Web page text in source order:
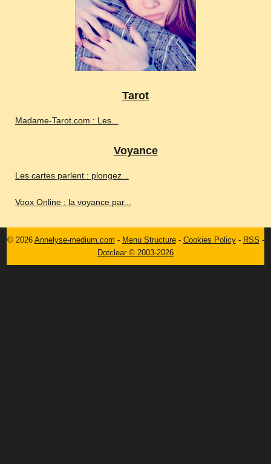
Tarot
Madame-Tarot.com : Les...
Voyance
Les cartes parlent : plongez...
Voox Online : la voyance par...
© 2026 Annelyse-medium.com - Menu Structure- Cookies Policy- RSS -
Dotclear © 2003-2026